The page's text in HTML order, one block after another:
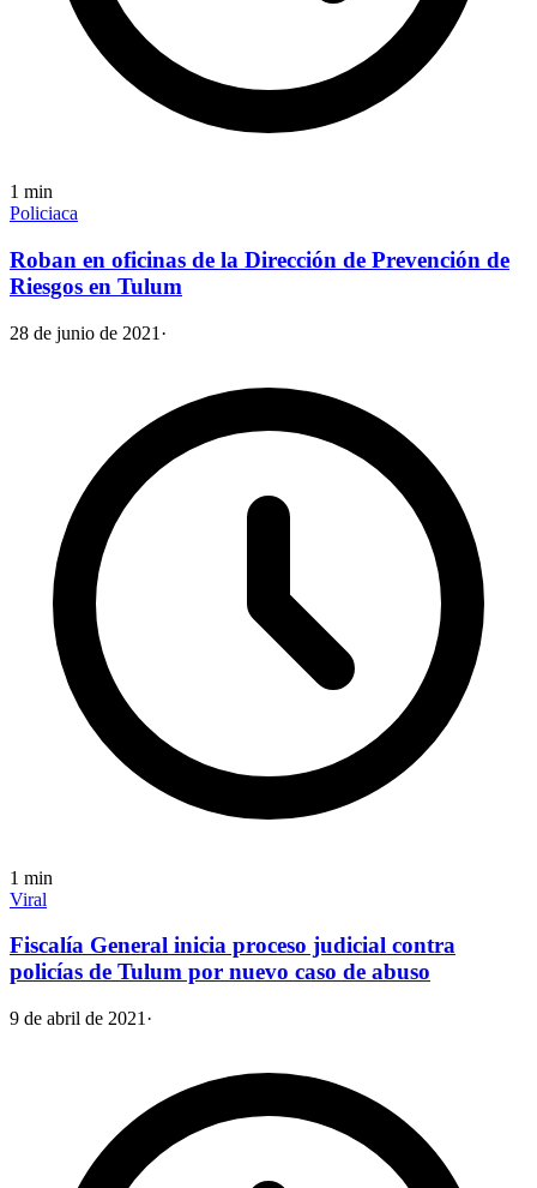
1 min
Policiaca
Roban en oficinas de la Dirección de Prevención de
Riesgos en Tulum
28 de junio de 2021 ·
1 min
Viral
Fiscalía General inicia proceso judicial contra
policías de Tulum por nuevo caso de abuso
9 de abril de 2021 ·